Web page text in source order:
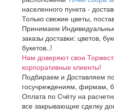
населенного пункта -
Только свежие цветы,
Принимаем
заказы доставки: цветов,
букетов..!
Нам доверяют свои
корпоративные клиенты!
Подбираем и Доставляем
госучреждениям, фирмам,
Оплата по Счёту на
все закрывающие сделку